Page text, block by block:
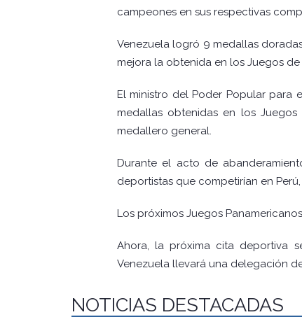
campeones en sus respectivas
Venezuela logró 9 medallas
mejora la obtenida en los Juegos
El ministro del Poder Popular para
medallas obtenidas en los
medallero general.
Durante el acto de
deportistas que competirían en
Los próximos Juegos
Ahora, la próxima cita deportiva
Venezuela llevará una delegación
NOTICIAS DESTACADAS